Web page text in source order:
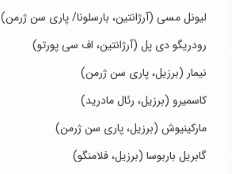
لیونل مسی (آرژانتین، بارسلونا/ پاری سن ژرمن)
رودریگو دی پل (آرژانتین، اف سی پورتو)
نیمار (برزیل، پاری سن ژرمن)
کاسمیرو (برزیل، رئال مادرید)
مارکینیوش (برزیل، پاری سن ژرمن)
گابریل باربوسا (برزیل، فلامنگو)